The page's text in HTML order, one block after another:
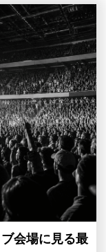
会場に見る最